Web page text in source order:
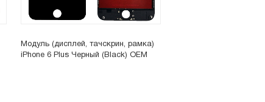
Модуль (дисплей, тачскрин, рамка)
iPhone 6 Plus Черный (Black) OEM